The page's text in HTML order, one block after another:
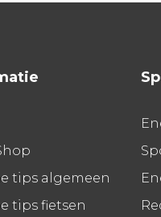
tips algemeen
tips fietsen